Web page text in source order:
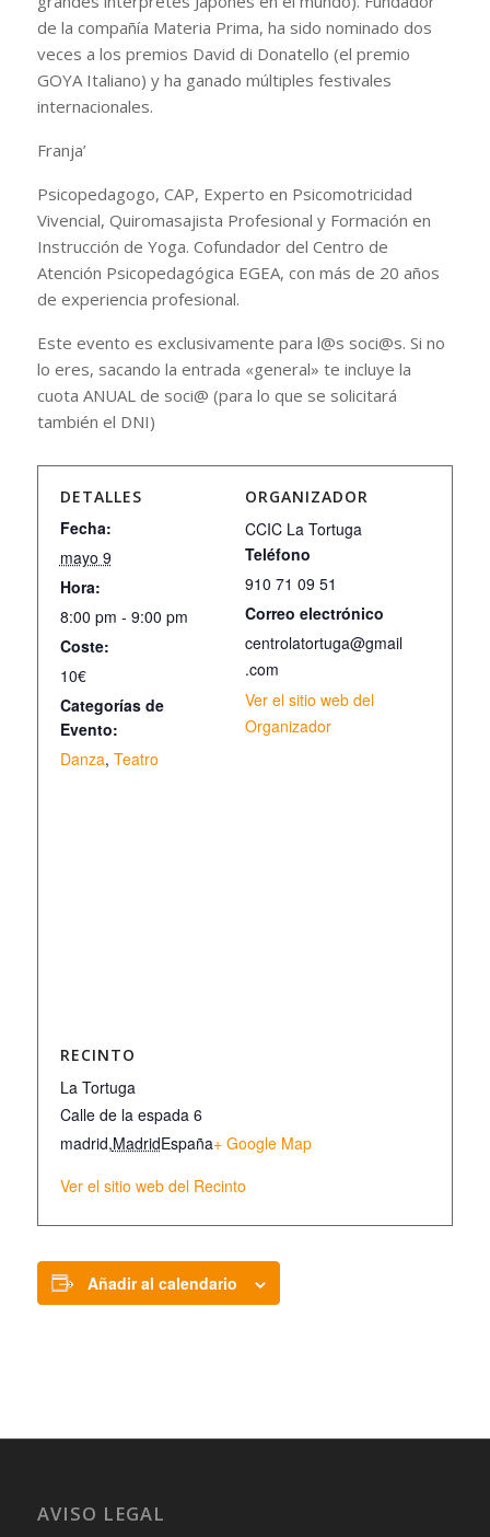
de la compañía Materia Prima, ha sido nominado dos
veces a los premios David di Donatello (el premio
GOYA Italiano) y ha ganado múltiples festivales
internacionales.
Franja’
Psicopedagogo, CAP, Experto en Psicomotricidad
Vivencial, Quiromasajista Profesional y Formación en
Instrucción de Yoga. Cofundador del Centro de
Atención Psicopedagógica EGEA, con más de 20 años
de experiencia profesional.
Este evento es exclusivamente para l@s soci@s. Si no
lo eres, sacando la entrada «general» te incluye la
cuota ANUAL de soci@ (para lo que se solicitará
también el DNI)
DETALLES
Fecha:
mayo 9
Hora:
8:00 pm - 9:00 pm
Coste:
10€
Categorías de
Evento:
Danza, Teatro
ORGANIZADOR
CCIC La Tortuga
Teléfono
910 71 09 51
Correo electrónico
centrolatortuga@gmail
.com
Ver el sitio web del
Organizador
RECINTO
La Tortuga
Calle de la espada 6
madrid,MadridEspaña+ Google Map
Ver el sitio web del Recinto
Añadir al calendario
AVISO LEGAL